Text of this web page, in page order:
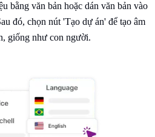
bằng văn bản hoặc dán văn bản vào
đó, chọn nút 'Tạo dự án' để tạo âm
giống như con người.